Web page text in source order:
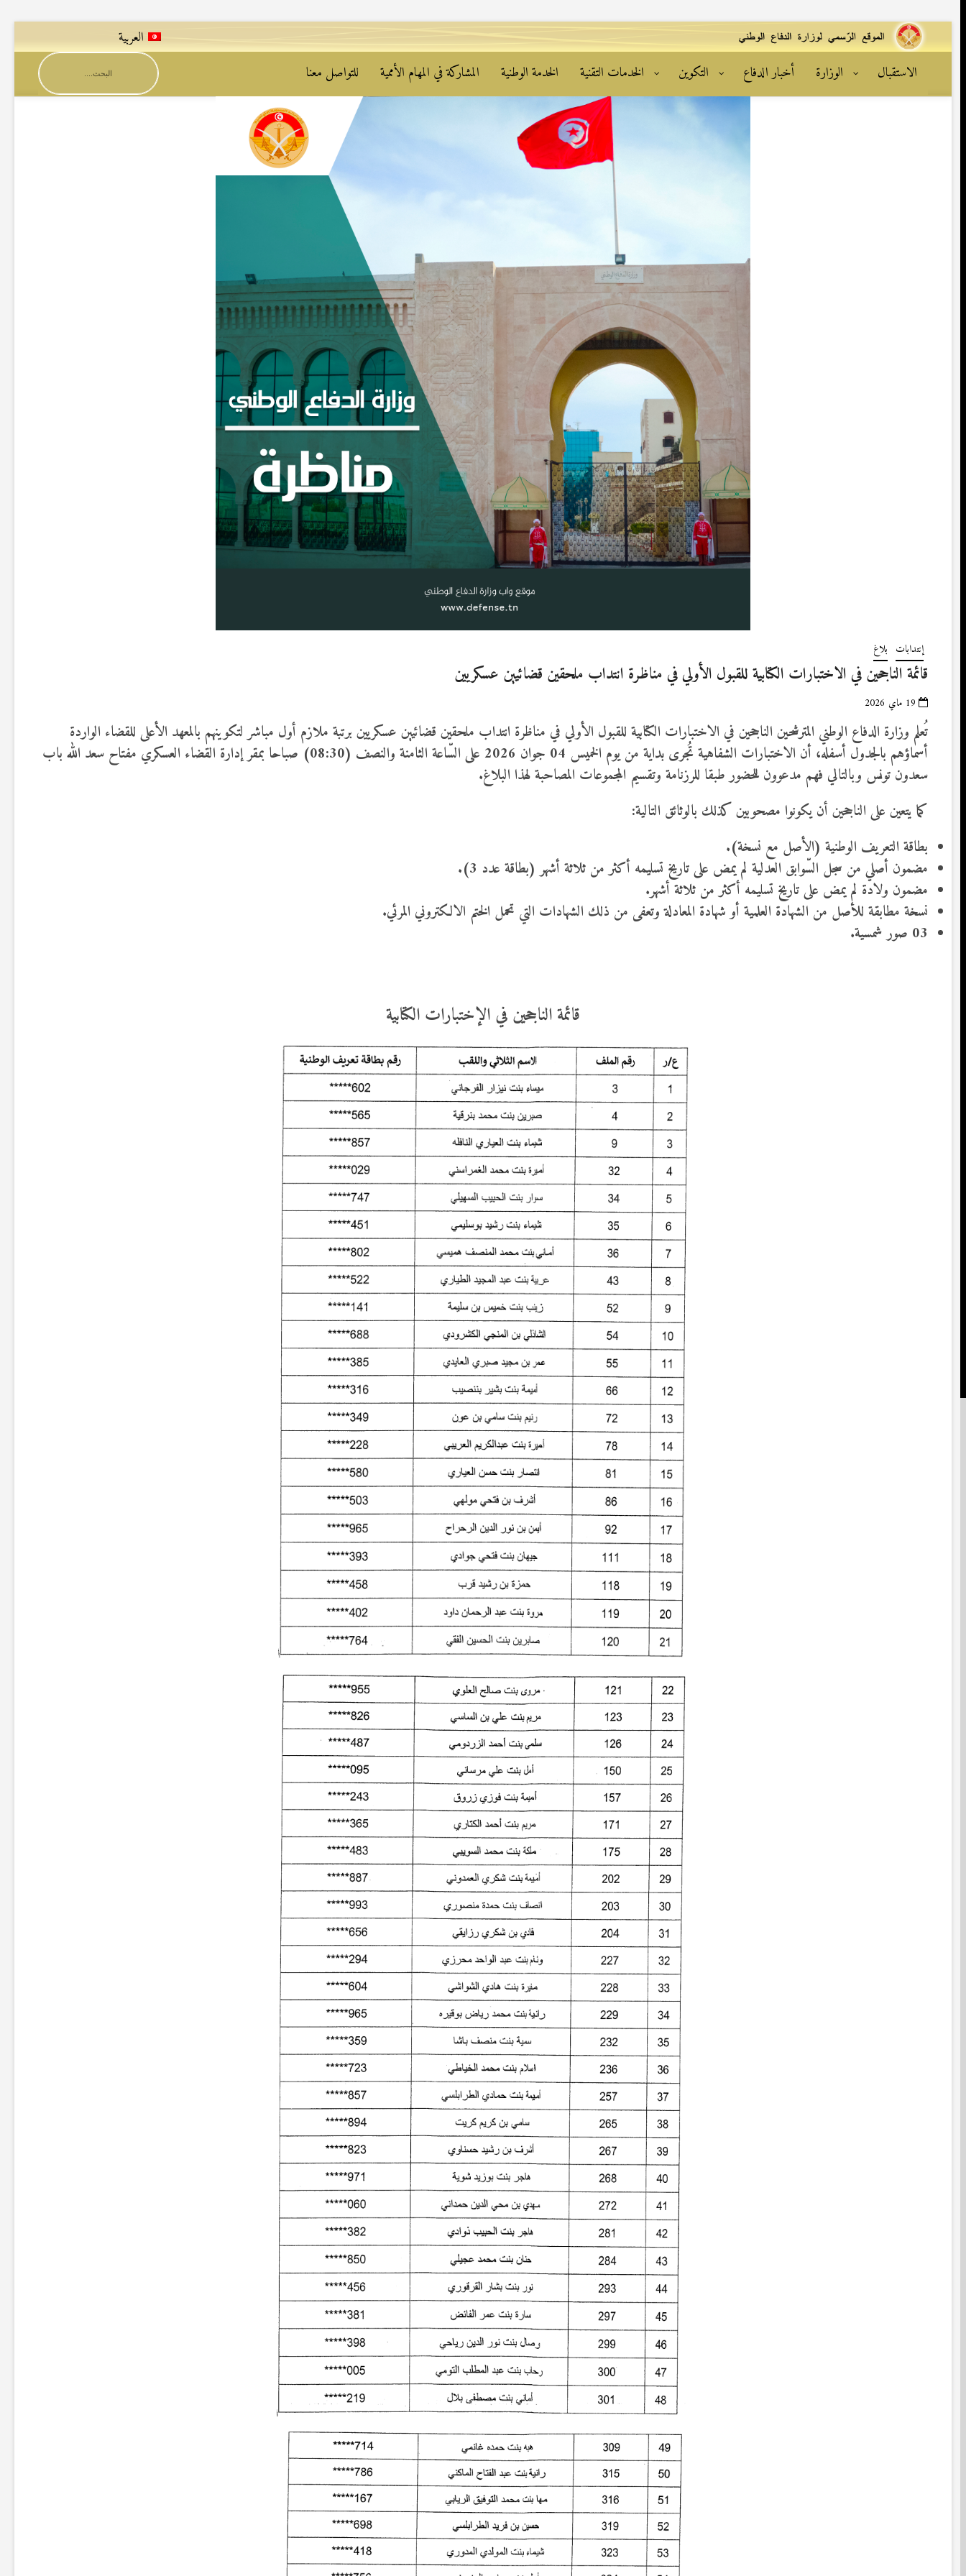
العربية
الاستقبال
الوزارة أخبار الدفاع التكوين الخدمات التقنية الخدمة الوطنية المشاركة في المهام الأممية للتواصل معنا
إنتدابات بلاغ
قائمة الناجحين في الاختبارات الكتابية للقبول الأولي في مناظرة انتداب ملحقين قضائيين عسكريين
19 ماي 2026
تُعلم وزارة الدفاع الوطني المترشحين الناجحين في الاختبارات الكتابية للقبول الأولي في مناظرة انتداب ملحقين قضائيين عسكريين برتبة ملازم أول مباشر لتكوينهم بالمعهد الأعلى للقضاء الواردة
أسماؤهم بالجدول أسفله، أن الاختبارات الشفاهية تُجرى بداية من يوم الخميس 04 جوان 2026 على السّاعة الثامنة والنصف (08:30) صباحا بمقر إدارة القضاء العسكري مفتاح سعد الله باب
سعدون تونس وبالتالي فهم مدعوون للحضور طبقا للرزنامة وتقسيم المجموعات المصاحبة لهذا البلاغ.
كما يتعين على الناجحين أن يكونوا مصحوبين كذلك بالوثائق التالية:
بطاقة التعريف الوطنية (الأصل مع نسخة).
مضمون أصلي من سجل السّوابق العدلية لم يمض على تاريخ تسليمه أكثر من ثلاثة أشهر (بطاقة عدد 3).
مضمون ولادة لم يمض على تاريخ تسليمه أكثر من ثلاثة أشهر.
نسخة مطابقة للأصل من الشهادة العلمية أو شهادة المعادلة وتعفى من ذلك الشهادات التي تحمل الختم الالكتروني المرئي.
03 صور شمسية.
قائمة الناجحين في الإختبارات الكتابية